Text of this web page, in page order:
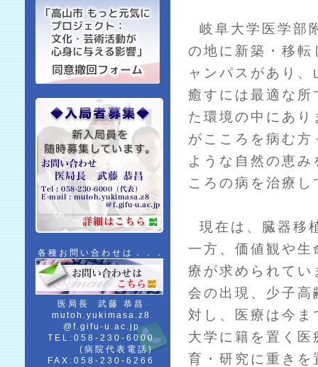
各種お問い合わせは．．．
医局長 武藤 恭昌
mutoh.yukimasa.z8
@f.gifu-u.ac.jp
TEL:058-230-6000
(病院代表電話)
FAX:058-230-6266
岐阜大学医学部
の地に新築・移
ャンパスがあり
癒すには最適な
た環境の中にあ
がこころを病む
ような自然の恵
ころの病を治療し
現在は、臓器移
一方、価値観や
療が求められて
会の出現、少子
対し、医療は今
大学に籍を置く
育・研究に重き